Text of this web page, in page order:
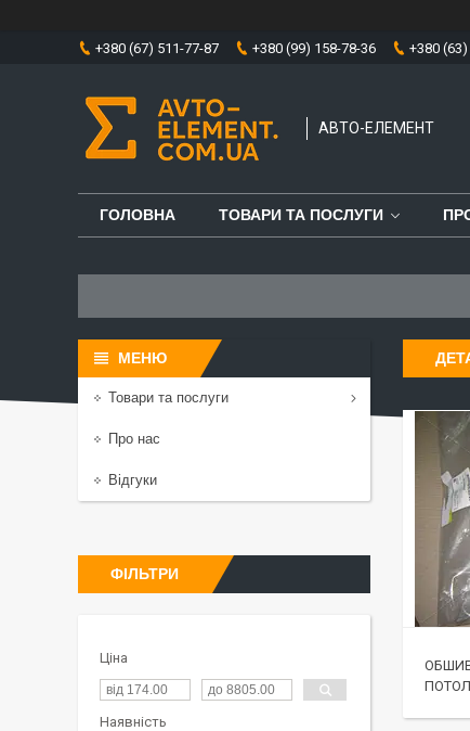
+380 (67) 511-77-87 +380 (99) 158-78-36 +380
АВТО-ЕЛЕМЕНТ
ГОЛОВНА ТОВАРИ ТА ПОСЛУГИ
Товари та послуги
Про нас
Відгуки
ФІЛЬТРИ
Ціна
Наявність